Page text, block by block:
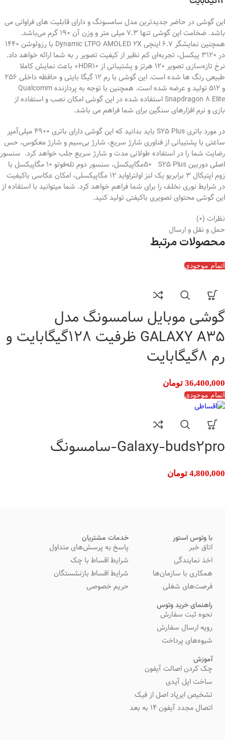
این گوشی در حاضر جدیدترین مدل سامسونگ و دارای قابلیت های فراوانی می
باشد. ضخامت این گوشی تنها 7.3 میلی متر و وزن آن 190 گرم می‌باشد.
همچنین نمایشگر 6.7 اینچی Dynamic LTPO AMOLED 2X با رزولوشن 1440
در 3120 پیکسل، تجربه‌ای کم نظیر از کیفیت تصویر ر به شما ارائه خواهد داد.
نرخ تازه‌سازی تصویر 120 هرتز و پشتیبانی از HDR10+ باعث نمایش کاملا
طبیعی رنگ ها شده است. این گوشی با رم 12 گیگا بایتی و حافظه داخلی 256
و 512 تولید و عرضه شده است. همچنین با توجه به پردازنده Qualcomm
Snapdragon 8 Elite استفاده شده در این گوشی امکان نصب و استفاده از
بازی و نرم افزارهای سنگین برای شما فراهم می باشد.
در مورد باتری S25 Plus باید بدانید که این گوشی دارای باتری 4900 میلی‌آمپر
ساعتی با پشتیبانی از فناوری شارژ سریع، شارژ بی‌سیم و شارژ معکوس، حس
رضایت شما را در استفاده طولانی مدت و شارژ سریع جلب خواهد کرد. سنسور
اصلی دوربین S25 Plus
50مگاپیکسل، سنسور دوم تله‌فوتو 10 مگاپیکسل با
زوم اپتیکال 3 برابریو یک لنز اولتراواید 12 مگاپیکسلی، امکان عکاسی باکیفیت
در شرایط نوری نخلف را برای شما فراهم خواهد کرد. شما میتوانید با استفاده از
این گوشی محتوای تصویری باکیفتی تولید کنید.
نظرات (0)
حمل و نقل و ارسال
محصولات مرتبط
اتمام موجودی
گوشی موبایل سامسونگ مدل
GALAXY A35 ظرفیت 128گیگابایت و
رم 8گیگابایت
36,400,000 تومان
اتمام موجودی
Galaxy-buds2pro-سامسونگ
4,800,000 تومان
با وتوس استور
اتاق خبر
اخذ نمایندگی
همکاری با سازمان‌ها
فرصت‌های شغلی
خدمات مشتریان
پاسخ به پرسش‌های متداول
شرایط اقساط با چک
شرایط اقساط بازنشستگان
حریم خصوصی
راهنمای خرید وتوس
نحوه ثبت سفارش
رویه ارسال سفارش
شیوه‌های پرداخت
آموزش
چک کردن اصالت آیفون
ساخت اپل آیدی
تشخیص ایرپاد اصل از فیک
اتصال مجدد آیفون 14 به بعد